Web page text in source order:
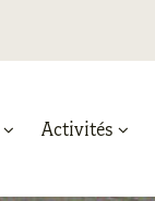
Activités